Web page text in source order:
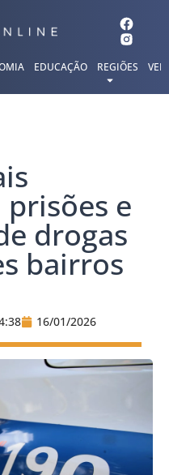
EDUCAÇÃO REGIÕES
e
drogas
bairros
16/01/2026